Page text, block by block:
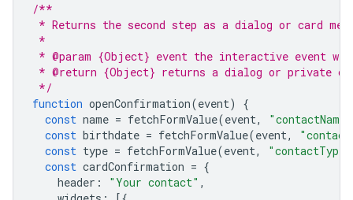
/**
* Returns the second step as a dialog or card
*
* @param {Object} event the interactive event
* @return {Object} returns a dialog or private
*/
function openConfirmation(event)
{
const name = fetchFormValue(event,
"contactName"
const birthdate = fetchFormValue(event,
const type = fetchFormValue(event, "contactType"
const cardConfirmation = {
header : "Your contact" ,